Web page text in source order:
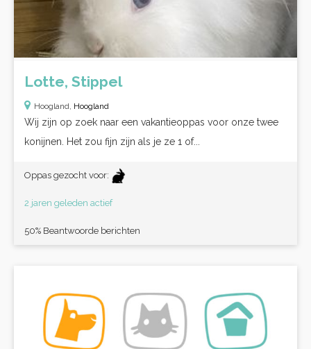
Lotte, Stippel
Hoogland, Hoogland
Wij zijn op zoek naar een vakantieoppas voor onze twee
konijnen. Het zou fijn zijn als je ze 1 of...
Oppas gezocht voor:
2 jaren geleden actief
50% Beantwoorde berichten